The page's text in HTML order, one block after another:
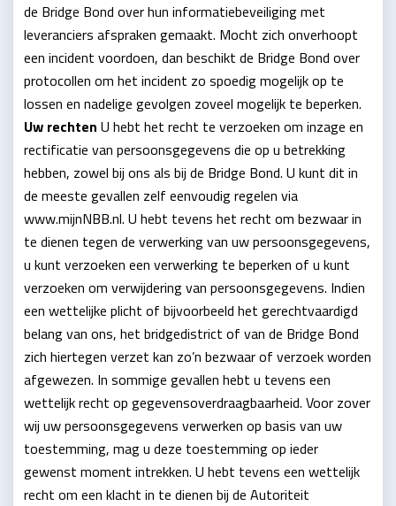
de Bridge Bond over hun informatiebeveiliging met
leveranciers afspraken gemaakt. Mocht zich onverhoopt
een incident voordoen, dan beschikt de Bridge Bond over
protocollen om het incident zo spoedig mogelijk op te
lossen en nadelige gevolgen zoveel mogelijk te beperken.
Uw rechten U hebt het recht te verzoeken om inzage en
rectificatie van persoonsgegevens die op u betrekking
hebben, zowel bij ons als bij de Bridge Bond. U kunt dit in
de meeste gevallen zelf eenvoudig regelen via
www.mijnNBB.nl. U hebt tevens het recht om bezwaar in
te dienen tegen de verwerking van uw persoonsgegevens,
u kunt verzoeken een verwerking te beperken of u kunt
verzoeken om verwijdering van persoonsgegevens. Indien
een wettelijke plicht of bijvoorbeeld het gerechtvaardigd
belang van ons, het bridgedistrict of van de Bridge Bond
zich hiertegen verzet kan zo’n bezwaar of verzoek worden
afgewezen. In sommige gevallen hebt u tevens een
wettelijk recht op gegevensoverdraagbaarheid. Voor zover
wij uw persoonsgegevens verwerken op basis van uw
toestemming, mag u deze toestemming op ieder
gewenst moment intrekken. U hebt tevens een wettelijk
recht om een klacht in te dienen bij de Autoriteit